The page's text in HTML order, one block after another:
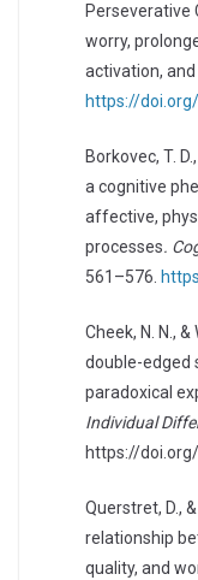
Perseverative
worry,
activation, and
https://
Borkovec, T.
a cognitive
affective,
processes.
561–576.
Cheek, N. N.,
double-edged
paradoxical
Individual
https://
Querstret, D.,
relationship
quality, and